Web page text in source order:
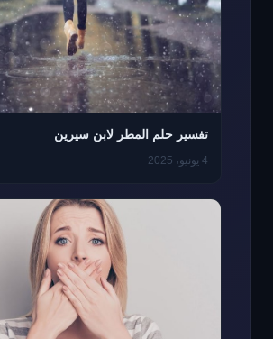
تفسير حلم المطر لابن سيرين
4 يونيو، 2025